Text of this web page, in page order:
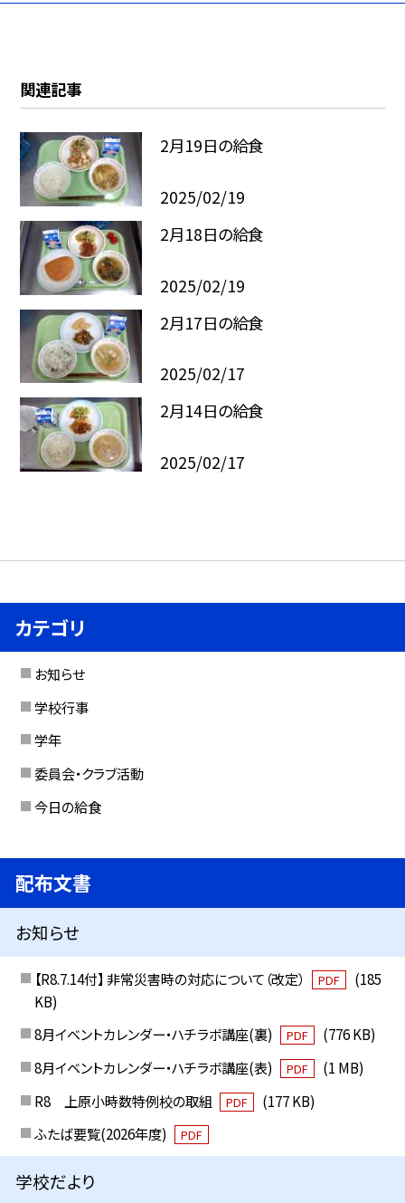
関連記事
2月19日の給食
2025/02/19
2月18日の給食
2025/02/19
2月17日の給食
2025/02/17
2月14日の給食
2025/02/17
カテゴリ
お知らせ
学校行事
学年
委員会・クラブ活動
今日の給食
配布文書
お知らせ
【R8.7.14付】 非常災害時の対応について（改定） PDF
(185
KB)
8月イベントカレンダー・ハチラボ講座(裏)
PDF
(776 KB)
8月イベントカレンダー・ハチラボ講座(表)
PDF
(1 MB)
R8 上原小時数特例校の取組
PDF
(177 KB)
ふたば要覧(2026年度)
PDF
学校だより